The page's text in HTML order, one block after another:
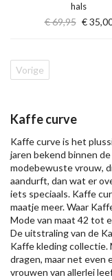
hals
€ 69,95 €
Vorige
Kaffe curve
Kaffe curve is het
jaren bekend binnen
modebewuste vrouw,
aandurft, dan wat er
iets speciaals. Kaffe
maatje meer. Waar
Mode van maat 42 tot
De uitstraling van de
Kaffe kleding collectie.
dragen, maar net even
vrouwen van allerlei